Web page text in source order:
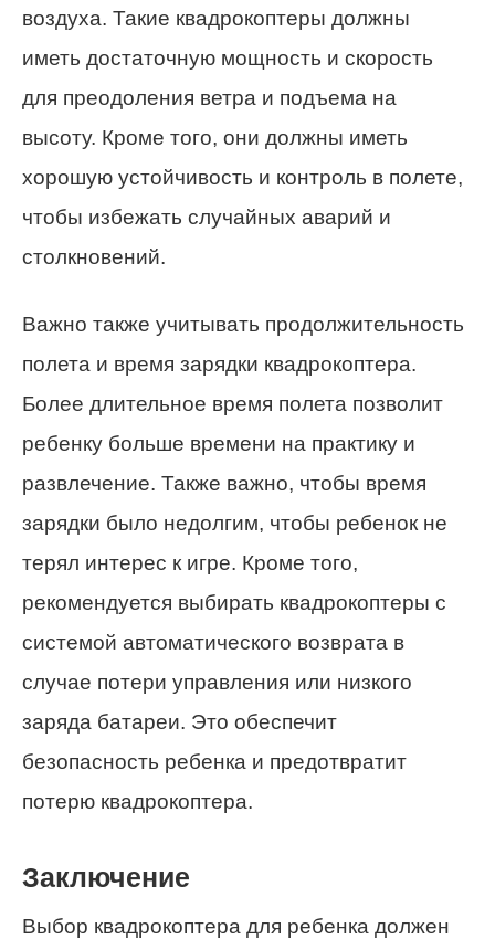
воздуха. Такие квадрокоптеры должны
иметь достаточную мощность и скорость
для преодоления ветра и подъема на
высоту. Кроме того, они должны иметь
хорошую устойчивость и контроль в полете,
чтобы избежать случайных аварий и
столкновений.
Важно также учитывать продолжительность
полета и время зарядки квадрокоптера.
Более длительное время полета позволит
ребенку больше времени на практику и
развлечение. Также важно, чтобы время
зарядки было недолгим, чтобы ребенок не
терял интерес к игре. Кроме того,
рекомендуется выбирать квадрокоптеры с
системой автоматического возврата в
случае потери управления или низкого
заряда батареи. Это обеспечит
безопасность ребенка и предотвратит
потерю квадрокоптера.
Заключение
Выбор квадрокоптера для ребенка должен